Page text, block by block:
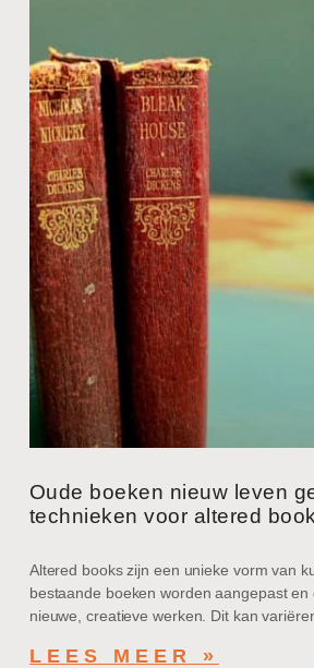
Oude boeken nieuw leven
technieken voor altered
Altered books zijn een unieke vorm van
bestaande boeken worden aangepast
nieuwe, creatieve werken. Dit kan
LEES MEER »